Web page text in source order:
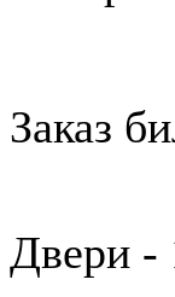
Заказ
Двери -